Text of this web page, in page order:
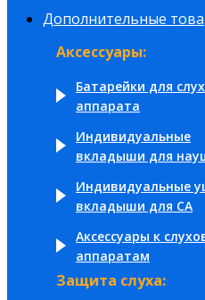
Дополнительные
Аксессуары:
Батарейки для
аппарата
Индивидуальные
вкладыши для
Индивидуальные
вкладыши для СА
Аксессуары к
аппаратам
Защита слуха: